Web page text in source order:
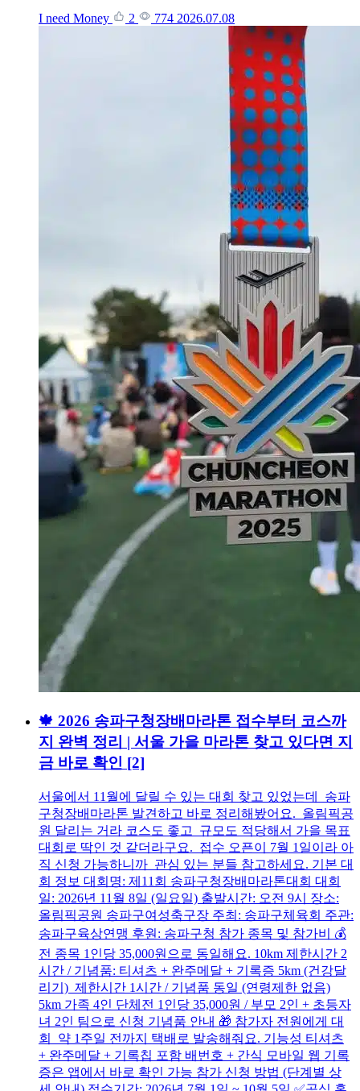
I need Money 2 774 2026.07.08
🍁 2026 송파구청장배마라톤 접수부터 코스까
지 완벽 정리 | 서울 가을 마라톤 찾고 있다면 지
금 바로 확인 [2]
서울에서 11월에 달릴 수 있는 대회 찾고 있었는데 송파
구청장배마라톤 발견하고 바로 정리해봤어요. 올림픽공
원 달리는 거라 코스도 좋고 규모도 적당해서 가을 목표
대회로 딱인 것 같더라구요. 접수 오픈이 7월 1일이라 아
직 신청 가능하니까 관심 있는 분들 참고하세요. 기본 대
회 정보 대회명: 제11회 송파구청장배마라톤대회 대회
일: 2026년 11월 8일 (일요일) 출발시간: 오전 9시 장소:
올림픽공원 송파구여성축구장 주최: 송파구체육회 주관:
송파구육상연맹 후원: 송파구청 참가 종목 및 참가비 💰
전 종목 1인당 35,000원으로 동일해요. 10km 제한시간 2
시간 / 기념품: 티셔츠 + 완주메달 + 기록증 5km (건강달
리기) 제한시간 1시간 / 기념품 동일 (연령제한 없음)
5km 가족 4인 단체전 1인당 35,000원 / 부모 2인 + 초등자
녀 2인 팀으로 신청 기념품 안내 🎁 참가자 전원에게 대
회 약 1주일 전까지 택배로 발송해줘요. 기능성 티셔츠
+ 완주메달 + 기록칩 포함 배번호 + 간식 모바일 웹 기록
증은 앱에서 바로 확인 가능 참가 신청 방법 (단계별 상